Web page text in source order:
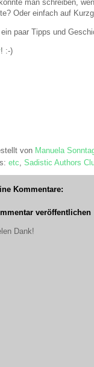
man schreiben,
Oder einfach auf
ein paar Tipps und
! :-)
von Manuela
etc, Sadistic Authors
Kommentare:
veröffentlichen
Dank!